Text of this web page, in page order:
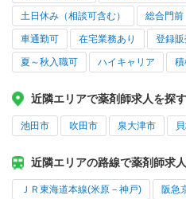
土日休み（相談可含む） 総合門前
車通勤可 在宅業務あり 登録販
夏～秋入職可 ハイキャリア 積
近隣エリアで薬剤師求人を探す
池田市 吹田市 泉大津市
近隣エリアの路線で薬剤師求
ＪＲ東海道本線(米原－神戸) 阪急